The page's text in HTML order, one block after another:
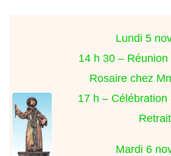
Lundi 5
14 h 30 – Réunion
Rosaire chez
17 h –
Mardi 6